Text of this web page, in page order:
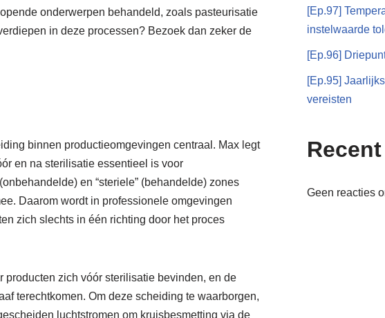
onderwerpen behandeld, zoals pasteurisatie
in deze processen? Bezoek dan zeker de
binnen productieomgevingen centraal. Max legt
en na sterilisatie essentieel is voor
en “steriele” (behandelde) zones
Daarom wordt in professionele omgevingen
zich slechts in één richting door het proces
producten zich vóór sterilisatie bevinden, en de
terechtkomen. Om deze scheiding te waarborgen,
luchtstromen om kruisbesmetting via de
[Ep.97]
instelwaarde
[Ep.96]
[Ep.95]
vereisten
Geen reacties